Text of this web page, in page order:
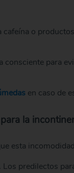
cafeína o
consciente para
en caso de
la
esta
predilectos